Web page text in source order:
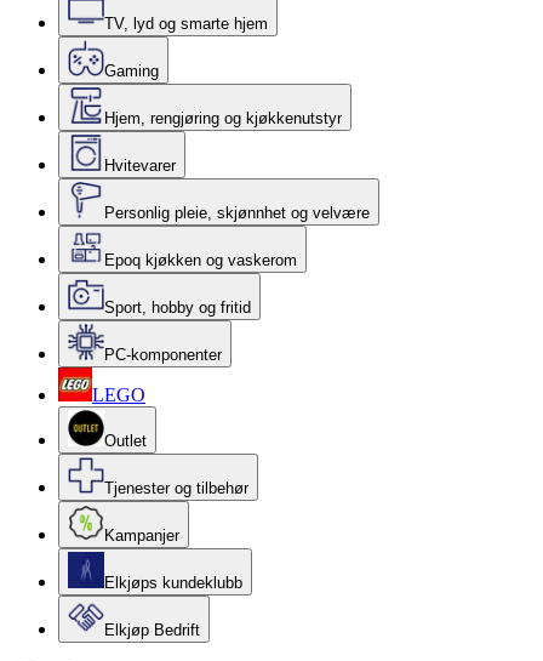
TV, lyd og smarte hjem
Gaming
Hjem, rengjøring og kjøkkenutstyr
Hvitevarer
Personlig pleie, skjønnhet og velvære
Epoq kjøkken og vaskerom
Sport, hobby og fritid
PC-komponenter
LEGO
Outlet
Tjenester og tilbehør
Kampanjer
Elkjøps kundeklubb
Elkjøp Bedrift